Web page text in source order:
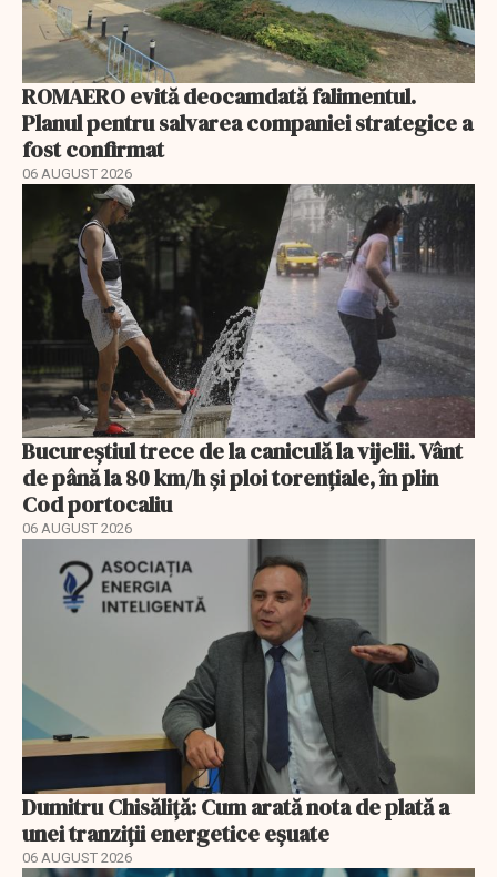
ROMAERO evită deocamdată falimentul.
Planul pentru salvarea companiei strategice a
fost confirmat
06 AUGUST 2026
Bucureștiul trece de la caniculă la vijelii. Vânt
de până la 80 km/h și ploi torențiale, în plin
Cod portocaliu
06 AUGUST 2026
Dumitru Chisăliță: Cum arată nota de plată a
unei tranziții energetice eșuate
06 AUGUST 2026